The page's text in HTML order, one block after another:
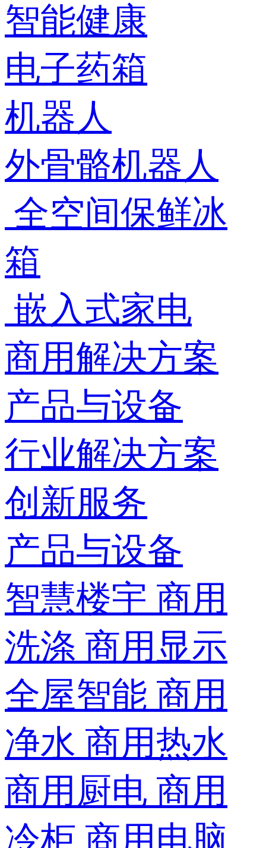
智能健康
电子药箱
机器人
外骨骼机器人
全空间保鲜冰
箱
嵌入式家电
商用解决方案
产品与设备
行业解决方案
创新服务
产品与设备
智慧楼宇 商用
洗涤 商用显示
全屋智能 商用
净水 商用热水
商用厨电 商用
冷柜 商用电脑